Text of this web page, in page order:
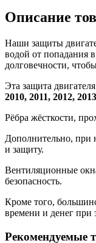
Описание
Наши защиты
водой от попадания
долговечности,
Эта защита
2010, 2011, 2012,
Рёбра жёсткости,
Дополнительно, при
и защиту.
Вентиляционные
безопасность.
Кроме того,
времени и денег при
Рекомендуемые